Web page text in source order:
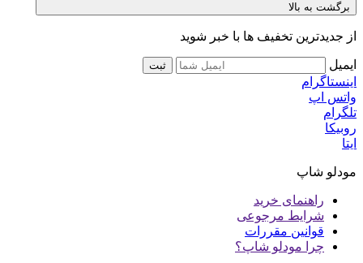
برگشت به بالا
از جدیدترین تخفیف ها با خبر شوید
ایمیل ثبت
اینستاگرام
واتس اپ
تلگرام
روبیکا
ایتا
مودلو شاپ
راهنمای خرید
شرایط مرجوعی
قوانین مقررات
چرا مودلو شاپ؟